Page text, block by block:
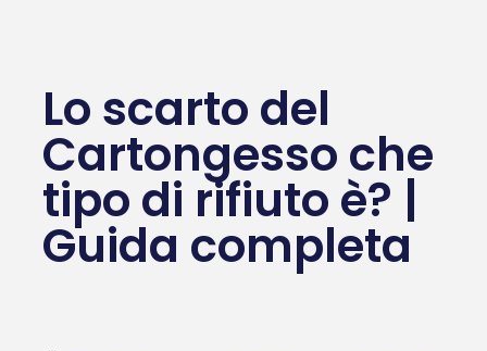
Lo scarto del
Cartongesso che
tipo di rifiuto è? |
Guida completa